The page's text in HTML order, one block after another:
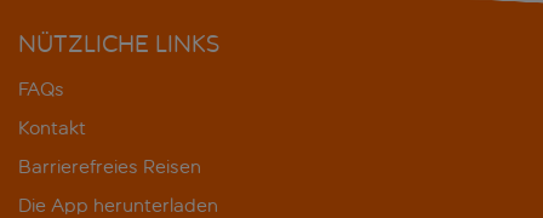
NÜTZLICHE LINKS
FAQs
Kontakt
Barrierefreies Reisen
Die App herunterladen